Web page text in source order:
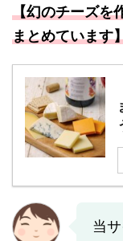
【幻のチーズを
まとめています
当